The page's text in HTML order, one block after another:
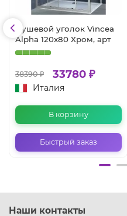
Душевой уголок Vincea
Alpha 120x80 Хром, арт
38390 ₽ 33780 ₽
Италия
В корзину
Быстрый заказ
Наши контакты